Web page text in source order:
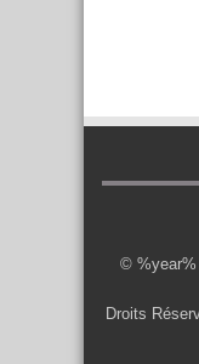
© %year%
Droits